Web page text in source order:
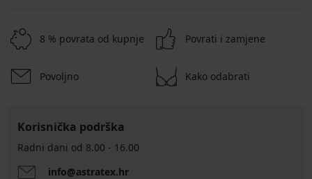
8 % povrata od kupnje Povrati i zamjene
Povoljno Kako odabrati
Korisnička podrška
Radni dani od 8.00 - 16.00
info@astratex.hr